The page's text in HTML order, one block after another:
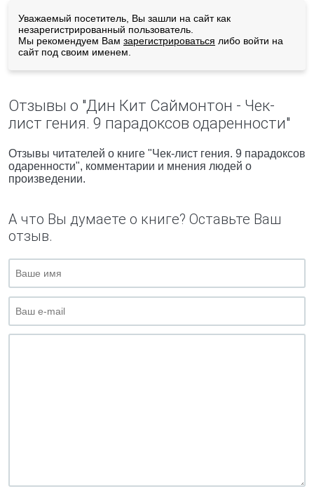
Уважаемый посетитель, Вы зашли на сайт как
незарегистрированный пользователь.
Мы рекомендуем Вам зарегистрироваться либо войти на
сайт под своим именем.
Отзывы о "Дин Кит Саймонтон - Чек-
лист гения. 9 парадоксов одаренности"
Отзывы читателей о книге "Чек-лист гения. 9 парадоксов
одаренности", комментарии и мнения людей о
произведении.
А что Вы думаете о книге? Оставьте Ваш
отзыв.